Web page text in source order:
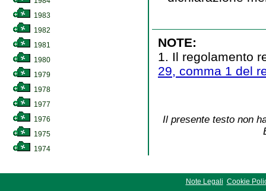
1983
1982
1981
1980
1979
1978
1977
1976
1975
1974
NOTE:
1. Il regolamento
29, comma 1 del
Il presente testo non
Note Legali Cookie